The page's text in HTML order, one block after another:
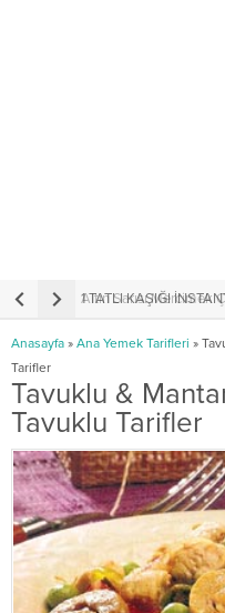
Altın Sarısı Mercimek
Anasayfa » Ana Yemek Tarifleri »
Tarifler
Tavuklu &
Tavuklu Tarifler